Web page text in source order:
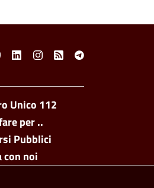
LinkedinInstagram
Feed Telegram
side
Unico 112
per ..
Pubblici
con noi